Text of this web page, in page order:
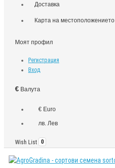
Доставка
Карта на местоположението
Моят профил
Регистрация
Вход
€ Валута
€ Euro
лв. Лев
Wish List 0